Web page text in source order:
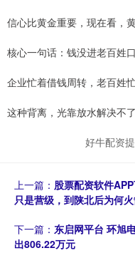
信心比黄金重要，现在看，
核心一句话：钱没进老百姓口
企业忙着借钱周转，老百姓
这种背离，光靠放水解决不了
好牛配资
上一篇： 股票配资软件
只是营级，到陕北后为何
下一篇： 东启网平台 环旭
出806.22万元